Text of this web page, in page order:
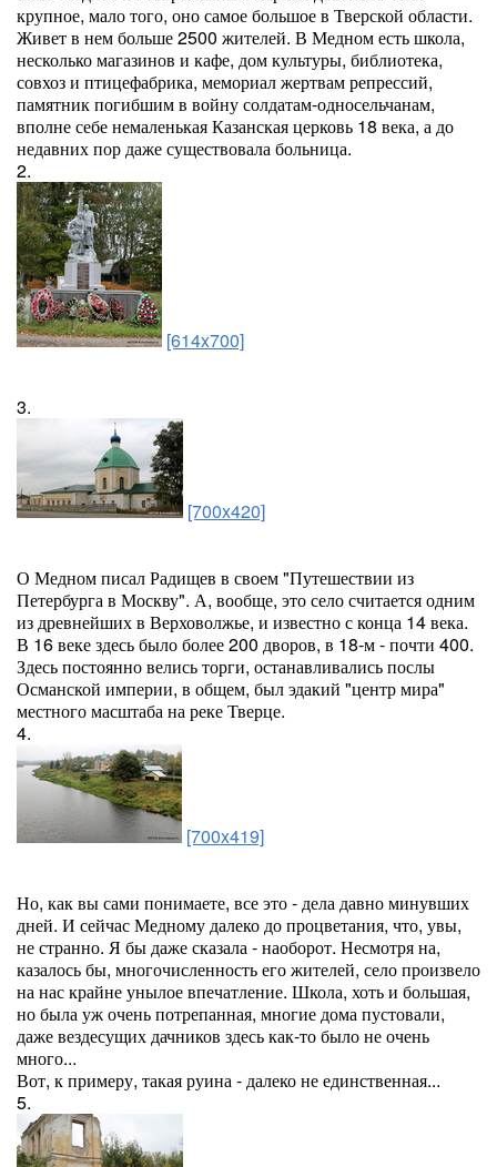
крупное, мало того, оно самое большое в Тверской области.
Живет в нем больше 2500 жителей. В Медном есть школа,
несколько магазинов и кафе, дом культуры, библиотека,
совхоз и птицефабрика, мемориал жертвам репрессий,
памятник погибшим в войну солдатам-односельчанам,
вполне себе немаленькая Казанская церковь 18 века, а до
недавних пор даже существовала больница.
2.
[614x700]
3.
[700x420]
О Медном писал Радищев в своем "Путешествии из
Петербурга в Москву". А, вообще, это село считается одним
из древнейших в Верховолжье, и известно с конца 14 века.
В 16 веке здесь было более 200 дворов, в 18-м - почти 400.
Здесь постоянно велись торги, останавливались послы
Османской империи, в общем, был эдакий "центр мира"
местного масштаба на реке Тверце.
4.
[700x419]
Но, как вы сами понимаете, все это - дела давно минувших
дней. И сейчас Медному далеко до процветания, что, увы,
не странно. Я бы даже сказала - наоборот. Несмотря на,
казалось бы, многочисленность его жителей, село произвело
на нас крайне унылое впечатление. Школа, хоть и большая,
но была уж очень потрепанная, многие дома пустовали,
даже вездесущих дачников здесь как-то было не очень
много...
Вот, к примеру, такая руина - далеко не единственная...
5.